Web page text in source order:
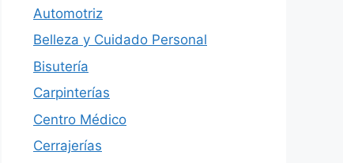
Automotriz
Belleza y Cuidado Personal
Bisutería
Carpinterías
Centro Médico
Cerrajerías